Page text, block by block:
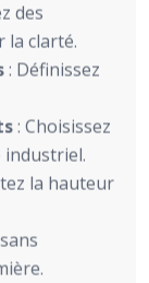
des
la clarté.
: Définissez
: Choisissez
la hauteur